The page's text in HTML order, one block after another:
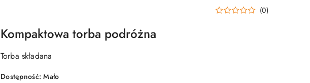
(0)
Kompaktowa torba podróżna
Torba składana
Dostępność:Mało